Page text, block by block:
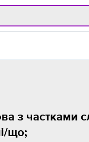
з частками
що;